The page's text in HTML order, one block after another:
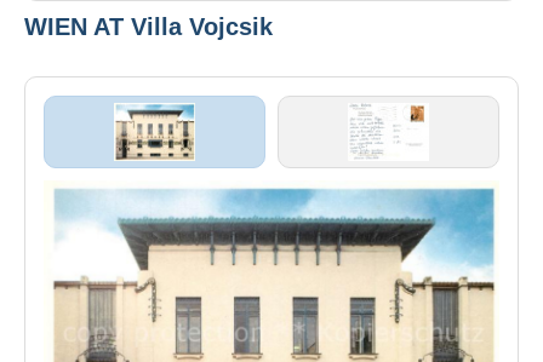
WIEN AT Villa Vojcsik